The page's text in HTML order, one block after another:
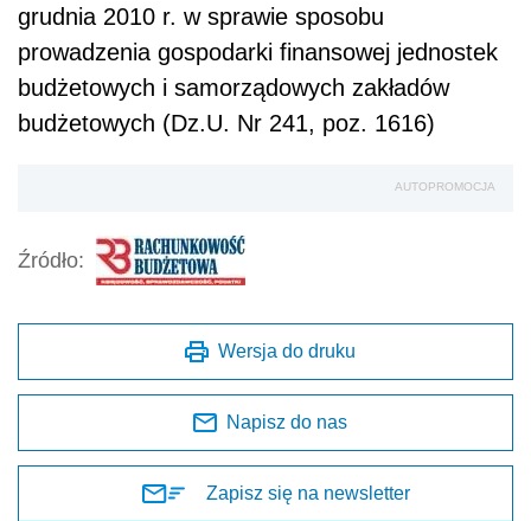
grudnia 2010 r. w sprawie sposobu
prowadzenia gospodarki finansowej jednostek
budżetowych i samorządowych zakładów
budżetowych (Dz.U. Nr 241, poz. 1616)
AUTOPROMOCJA
Źródło:
Wersja do druku
Napisz do nas
Zapisz się na newsletter